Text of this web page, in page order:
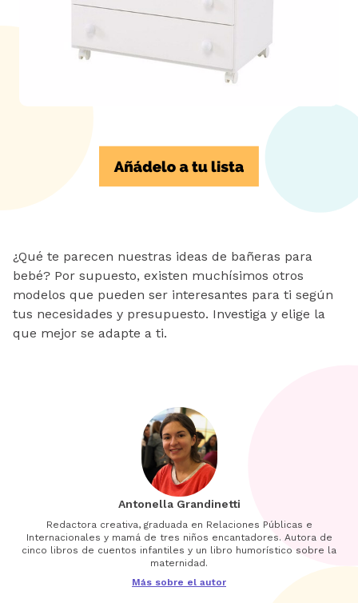
¿Qué te parecen nuestras ideas de bañeras para
bebé? Por supuesto, existen muchísimos otros
modelos que pueden ser interesantes para ti según
tus necesidades y presupuesto. Investiga y elige la
que mejor se adapte a ti.
Antonella Grandinetti
Redactora creativa, graduada en Relaciones Públicas e
Internacionales y mamá de tres niños encantadores. Autora de
cinco libros de cuentos infantiles y un libro humorístico sobre la
maternidad.
Más sobre el autor